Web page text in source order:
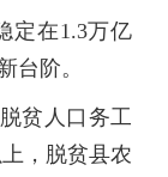
在1.3万亿
台阶。
贫人口务工
，脱贫县农